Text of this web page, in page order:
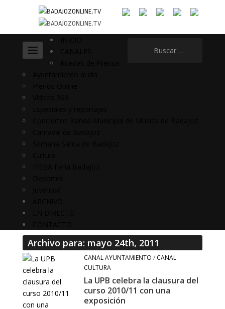
Archivo para: mayo 24th, 2011
CANAL AYUNTAMIENTO / CANAL
CULTURA
La UPB celebra la clausura del
curso 2010/11 con una
exposición